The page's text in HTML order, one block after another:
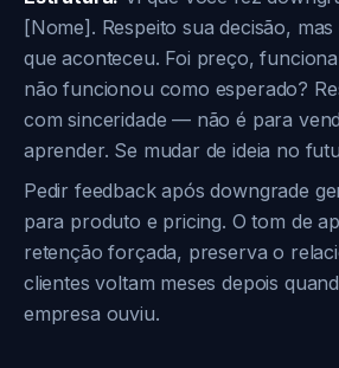
[Nome]. Respeito sua decisão,
que aconteceu. Foi preço,
não funcionou como esperado?
com sinceridade — não é para
aprender. Se mudar de ideia no
Pedir feedback após downgrade
para produto e pricing. O tom de
retenção forçada, preserva o
clientes voltam meses depois
empresa ouviu.